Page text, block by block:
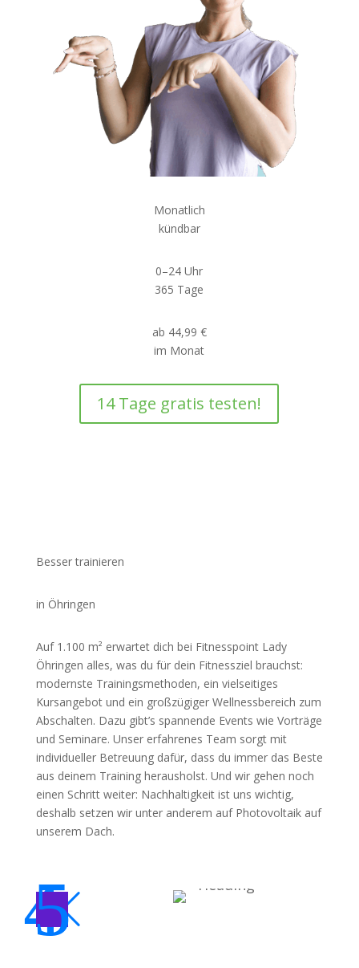
Monatlich
kündbar
0–24 Uhr
365 Tage
ab 44,99 €
im Monat
14 Tage gratis testen!
Besser trainieren
in Öhringen
Auf 1.100 m² erwartet dich bei Fitnesspoint Lady
Öhringen alles, was du für dein Fitnessziel brauchst:
modernste Trainingsmethoden, ein vielseitiges
Kursangebot und ein großzügiger Wellnessbereich zum
Abschalten. Dazu gibt’s spannende Events wie Vorträge
und Seminare. Unser erfahrenes Team sorgt mit
individueller Betreuung dafür, dass du immer das Beste
aus deinem Training herausholst. Und wir gehen noch
einen Schritt weiter: Nachhaltigkeit ist uns wichtig,
deshalb setzen wir unter anderem auf Photovoltaik auf
unserem Dach.
Heading
4
5